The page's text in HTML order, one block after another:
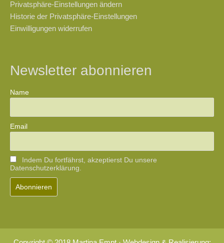
Privatsphäre-Einstellungen ändern
Historie der Privatsphäre-Einstellungen
Einwilligungen widerrufen
Newsletter abonnieren
Name
Email
Indem Du fortfährst, akzeptierst Du unsere
Datenschutzerklärung.